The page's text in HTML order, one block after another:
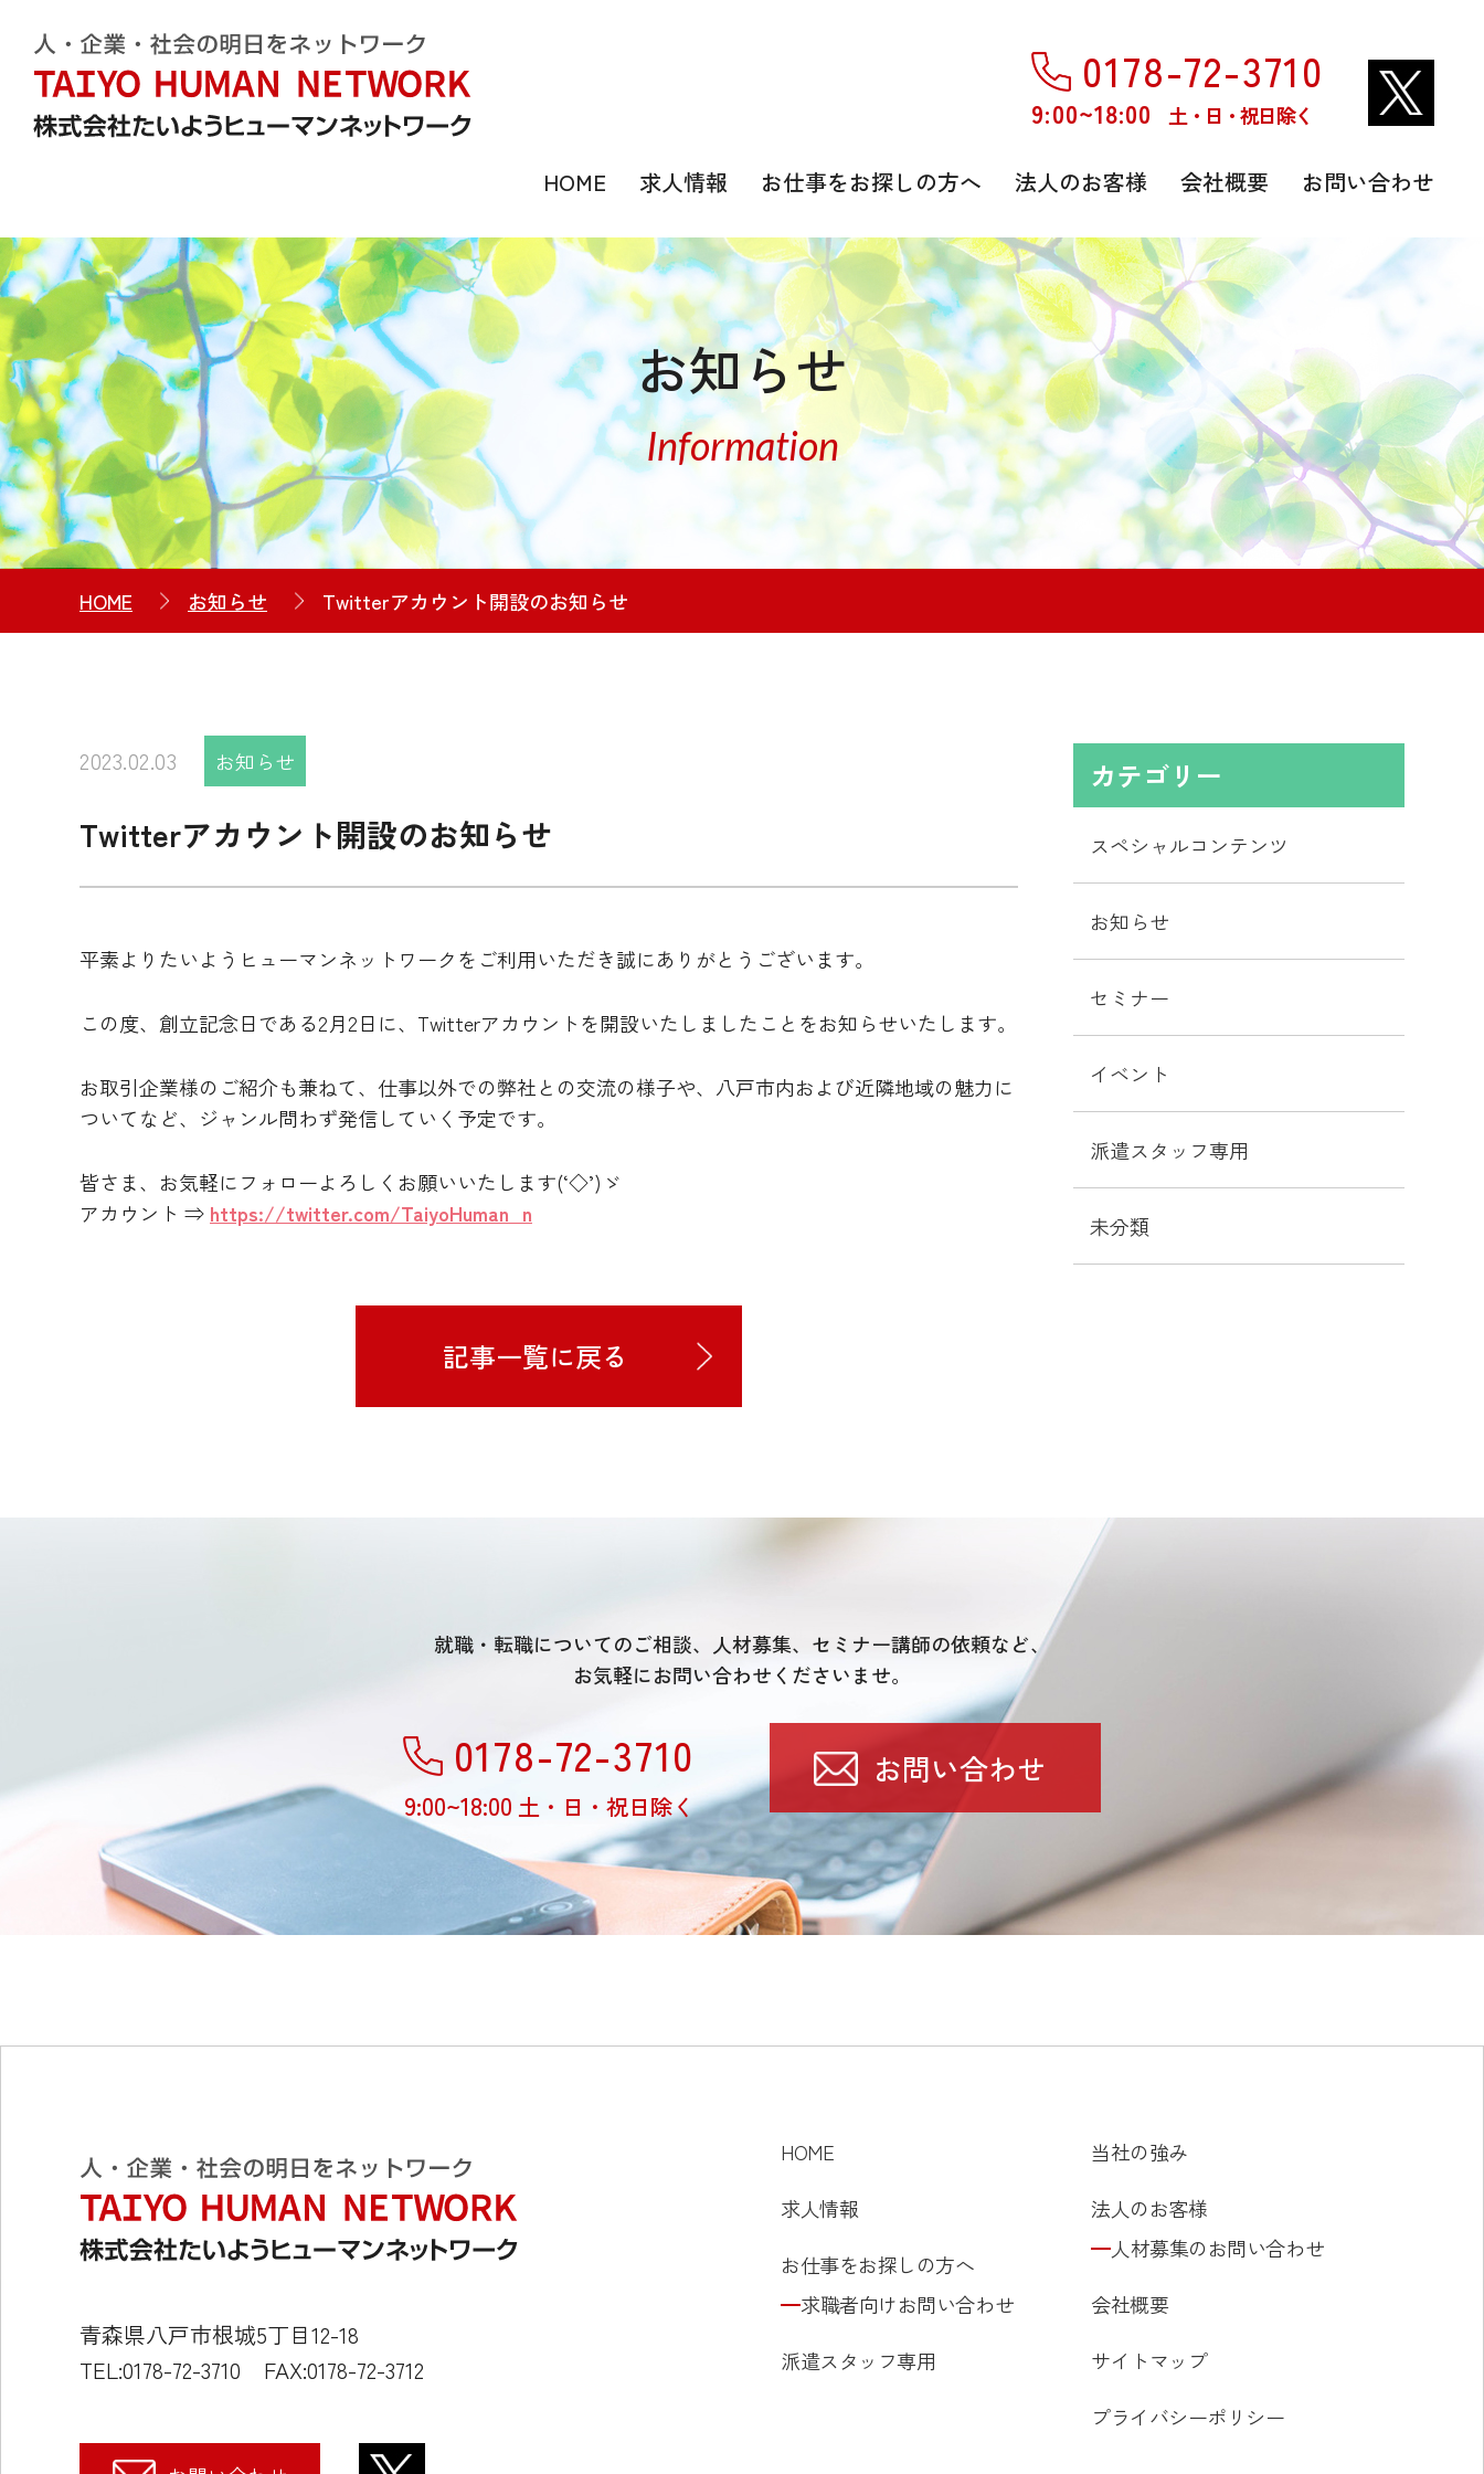
0178-72-3710
9:00~18:00 土・日・祝日除く
HOME 求人情報 お仕事をお探しの方へ 法人のお客様 会社概要 お問い合わせ
お知らせ
Information
HOME お知らせ Twitterアカウント開設のお知らせ
2023.02.03 お知らせ
Twitterアカウント開設のお知らせ
平素よりたいようヒューマンネットワークをご利用いただき誠にありがとうございます。
この度、創立記念日である2月2日に、Twitterアカウントを開設いたしましたことをお知らせいたします。
お取引企業様のご紹介も兼ねて、仕事以外での弊社との交流の様子や、八戸市内および近隣地域の魅力に
ついてなど、ジャンル問わず発信していく予定です。
皆さま、お気軽にフォローよろしくお願いいたします(‘◇’)ゞ
アカウント ⇒ https://twitter.com/TaiyoHuman_n
記事一覧に戻る
カテゴリー
スペシャルコンテンツ
お知らせ
セミナー
イベント
派遣スタッフ専用
未分類
就職・転職についてのご相談、
人材募集、セミナー講師の依頼など、
お気軽にお問い合わせくださいませ。
0178-72-3710
9:00~18:00 土・日・祝日除く
お問い合わせ
青森県八戸市根城5丁目12-18
TEL:0178-72-3710
FAX:0178-72-3712
HOME
求人情報
お仕事をお探しの方へ
求職者向けお問い合わせ
派遣スタッフ専用
当社の強み
法人のお客様
人材募集のお問い合わせ
会社概要
サイトマップ
プライバシーポリシー